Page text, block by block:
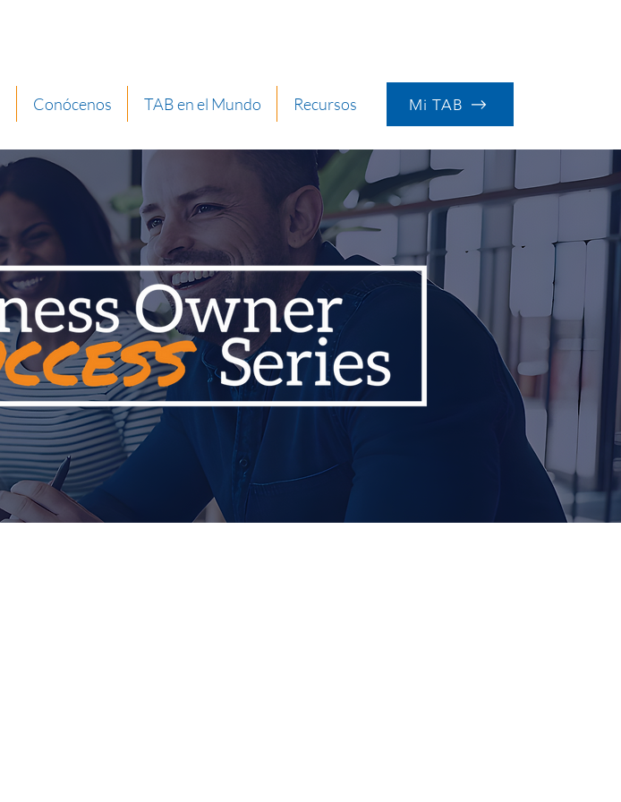
Conócenos TAB en el Mundo Recursos Mi TAB